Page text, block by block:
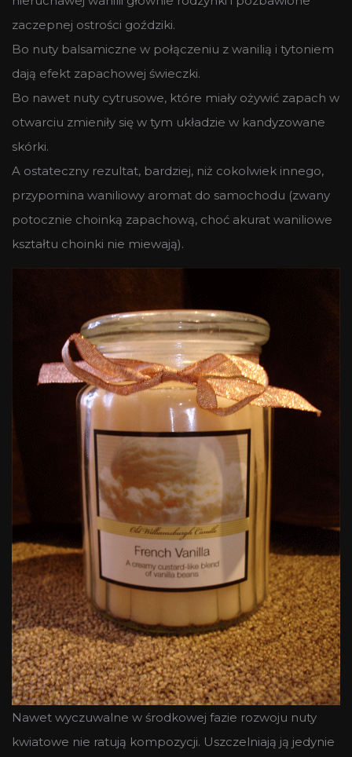
zaczepnej ostrości goździki.
Bo nuty balsamiczne w połączeniu z wanilią i tytoniem
dają efekt zapachowej świeczki.
Bo nawet nuty cytrusowe, które miały ożywić zapach w
otwarciu zmieniły się w tym układzie w kandyzowane
skórki.
A ostateczny rezultat, bardziej, niż cokolwiek innego,
przypomina waniliowy aromat do samochodu (zwany
potocznie choinką zapachową, choć akurat waniliowe
kształtu choinki nie miewają).
Nawet wyczuwalne w środkowej fazie rozwoju nuty
kwiatowe nie ratują kompozycji. Uszczelniają ją jedynie